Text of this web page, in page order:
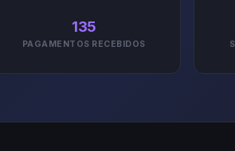
135
PAGAMENTOS RECEBIDOS